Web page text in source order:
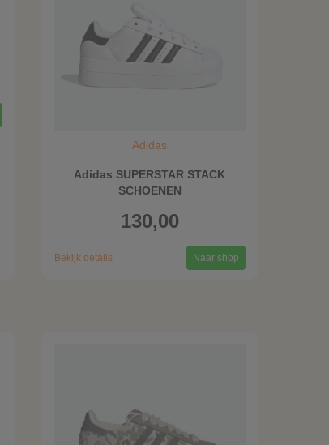
Adidas
Adidas SUPERSTAR STACK
SCHOENEN
130,00
Bekijk details Naar shop